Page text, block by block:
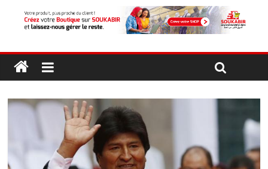
Moyen-Chari : Les nouveaux bacheliers orientés vers leur
avenir